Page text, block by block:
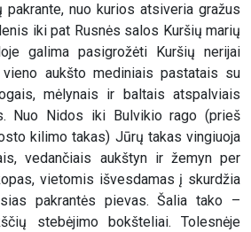
pakrante, nuo kurios atsiveria gražus
iki pat Rusnės salos Kuršių marių
galima pasigrožėti Kuršių nerijai
vieno aukšto mediniais pastatais su
mėlynais ir baltais atspalviais
Nuo Nidos iki Bulvikio rago (prieš
kilimo takas) Jūrų takas vingiuoja
vedančiais aukštyn ir žemyn per
vietomis išvesdamas į skurdžia
pakrantės pievas. Šalia tako –
stebėjimo bokšteliai. Tolesnėje